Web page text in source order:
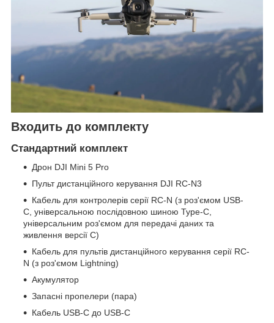
Входить до комплекту
Стандартний комплект
Дрон DJI Mini 5 Pro
Пульт дистанційного керування DJI RC-N3
Кабель для контролерів серії RC-N (з роз'ємом USB-
C, універсальною послідовною шиною Type-C,
універсальним роз'ємом для передачі даних та
живлення версії C)
Кабель для пультів дистанційного керування серії RC-
N (з роз'ємом Lightning)
Акумулятор
Запасні пропелери (пара)
Кабель USB-C до USB-C